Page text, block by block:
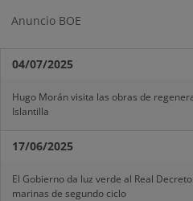
Anuncio BOE
04/07/2025
Hugo Morán visita las obras de
Islantilla
17/06/2025
El Gobierno da luz verde al Real
marinas de segundo ciclo